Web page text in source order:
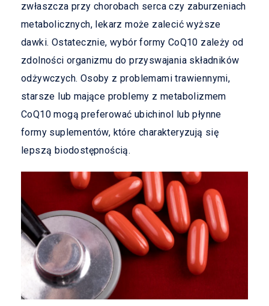
zwłaszcza przy chorobach serca czy zaburzeniach
metabolicznych, lekarz może zalecić wyższe
dawki. Ostatecznie, wybór formy CoQ10 zależy od
zdolności organizmu do przyswajania składników
odżywczych. Osoby z problemami trawiennymi,
starsze lub mające problemy z metabolizmem
CoQ10 mogą preferować ubichinol lub płynne
formy suplementów, które charakteryzują się
lepszą biodostępnością.